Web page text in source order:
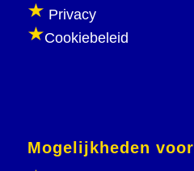
Privacy
Cookiebeleid
Mogelijkheden voor